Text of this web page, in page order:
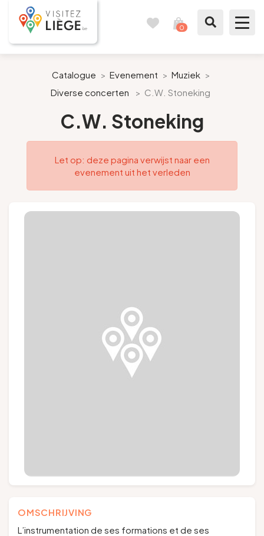
0
Inspiraties
Bereid mijn verblijf voor
Onze suggesties
Pays de Liège
Volg ons
Catalogue > Evenement > Muziek >
Diverse concerten
> C.W. Stoneking
C.W. Stoneking
Let op: deze pagina verwijst naar een
evenement uit het verleden
OMSCHRIJVING
L’instrumentation de ses formations et de ses